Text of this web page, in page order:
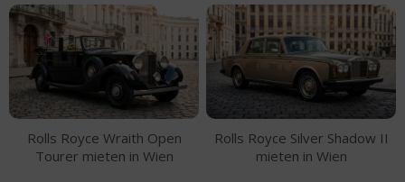
Rolls Royce Wraith Open
Tourer mieten in Wien
Rolls Royce Silver Shadow II
mieten in Wien